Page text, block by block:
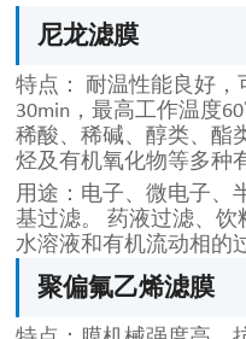
尼龙滤膜
特点： 耐温性能良好
30min，最高工作温度
稀酸、稀碱、醇类、酯
烃及有机氧化物等多种
用途：电子、微电子、
基过滤。 药液过滤、饮
水溶液和有机流动相的
聚偏氟乙烯滤膜